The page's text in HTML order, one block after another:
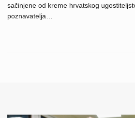
sačinjene od kreme hrvatskog
poznavatelja…